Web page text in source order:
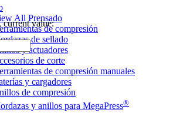
current value:
All Prensado
de compresión
de sellado
y actuadores
de corte
de compresión manuales
y cargadores
de compresión
y anillos para MegaPress®